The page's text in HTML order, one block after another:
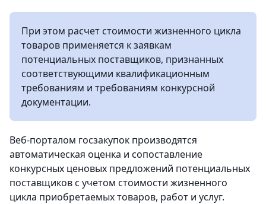
При этом расчет стоимости жизненного цикла
товаров применяется к заявкам
потенциальных поставщиков, признанных
соответствующими квалификационным
требованиям и требованиям конкурсной
документации.
Веб-порталом госзакупок производятся
автоматическая оценка и сопоставление
конкурсных ценовых предложений потенциальных
поставщиков с учетом стоимости жизненного
цикла приобретаемых товаров, работ и услуг.